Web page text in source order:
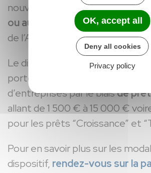
nouveaux par
l’appui à la
ou au développement des
de l’Agglomération Montargoise.
Le dispositif "Initiative Loiret"
porteurs de projets une aide à la
d’entreprises par le biaisde
allant de 1 500 € à 15 000 €
pour les prêts “Croissance” et
Pour en savoir plus sur les
dispositif, rendez-vous sur la
OK, accept all
Deny all cookies
Privacy policy